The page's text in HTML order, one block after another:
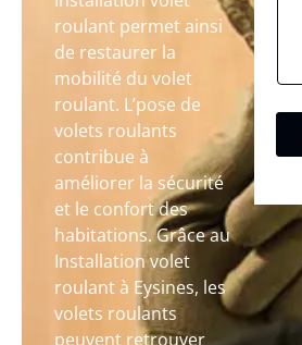
roulant permet ainsi
de restaurer la
mobilité du volet
roulant. L’pose de
volets roulants
contribue à
améliorer la sécurité
et le confort des
habitations. Grâce au
Installation volet
roulant à Eysines, les
volets roulants
peuvent retrouver